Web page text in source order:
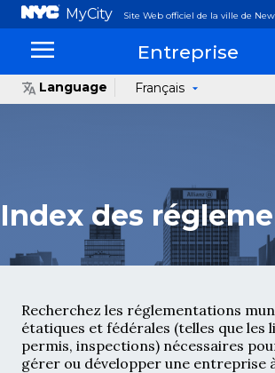
MyCity Site Web officiel de la ville de
Entreprise
Language Français
Index des
Recherchez les réglementations
étatiques et fédérales (telles que les
permis, inspections) nécessaires
gérer ou développer une entreprise